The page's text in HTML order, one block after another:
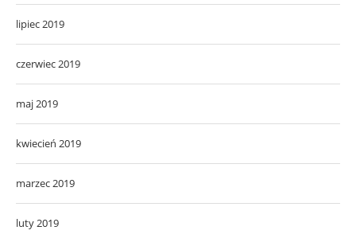
lipiec 2019
czerwiec 2019
maj 2019
kwiecień 2019
marzec 2019
luty 2019